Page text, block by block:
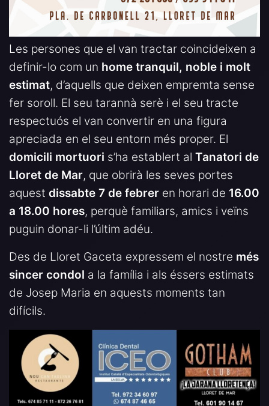
Les persones que el van tractar coincideixen a
definir-lo com un home tranquil, noble i molt
estimat, d’aquells que deixen empremta sense
fer soroll. El seu tarannà serè i el seu tracte
respectuós el van convertir en una figura
apreciada en el seu entorn més proper. El
domicili mortuori s’ha establert al Tanatori de
Lloret de Mar, que obrirà les seves portes
aquest dissabte 7 de febrer en horari de 16.00
a 18.00 hores, perquè familiars, amics i veïns
puguin donar-li l’últim adéu.
Des de Lloret Gaceta expressem el nostre més
sincer condol a la família i als éssers estimats
de Josep Maria en aquests moments tan
difícils.